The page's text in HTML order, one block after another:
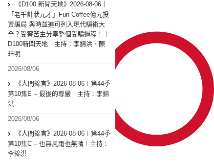
《D100 新聞天地》2026-08-06｜
「老千計狀元才」Fun Coffee億元投
資騙局 與時並進可列入現代騙術大
全？受害苦主分享整個受騙過程！｜
D100新聞天地｜主持：李錦洪、陳
珏明
2026/08/06
《人間錦言》2026-08-06︱第44季
第10集E – 最後的尊嚴︱主持：李錦
洪
2026/08/06
《人間錦言》2026-08-06︱第44季
第10集C – 也無風雨也無晴︱主持：
李錦洪